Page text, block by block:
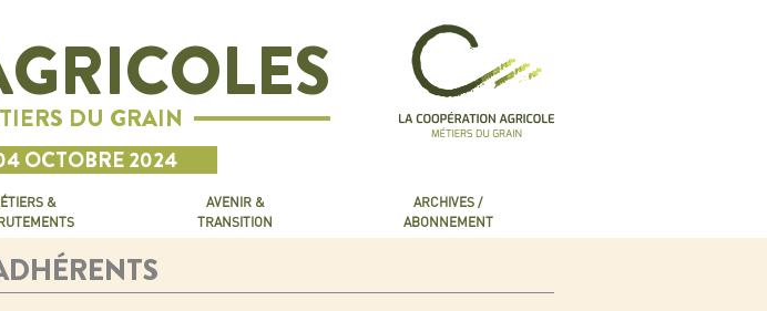
DU GRAIN
OCTOBRE 2024
&
AVENIR &
TRANSITION
ARCHIVES /
ABONNEMENT